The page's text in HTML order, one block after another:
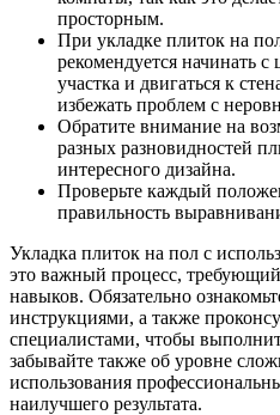
просторным.
При укладке плиток на
рекомендуется начинать с
участка и двигаться к
избежать проблем с
Обратите внимание на
разных разновидностей
интересного дизайна.
Проверьте каждый
правильность
Укладка плиток на пол с
это важный процесс,
навыков. Обязательно
инструкциями, а также
специалистами, чтобы
забывайте также об уровне
использования
наилучшего результата.